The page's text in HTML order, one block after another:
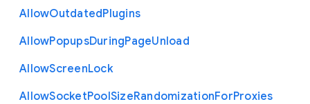
AllowOutdatedPlugins
AllowPopupsDuringPageUnload
AllowScreenLock
AllowSocketPoolSizeRandomizationForProxies